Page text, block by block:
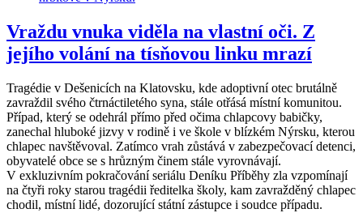
Vraždu vnuka viděla na vlastní oči. Z
jejího volání na tísňovou linku mrazí
Tragédie v Dešenicích na Klatovsku, kde adoptivní otec brutálně
zavraždil svého čtrnáctiletého syna, stále otřásá místní komunitou.
Případ, který se odehrál přímo před očima chlapcovy babičky,
zanechal hluboké jizvy v rodině i ve škole v blízkém Nýrsku, kterou
chlapec navštěvoval. Zatímco vrah zůstává v zabezpečovací detenci,
obyvatelé obce se s hrůzným činem stále vyrovnávají.
V exkluzivním pokračování seriálu Deníku Příběhy zla vzpomínají
na čtyři roky starou tragédii ředitelka školy, kam zavražděný chlapec
chodil, místní lidé, dozorující státní zástupce i soudce případu.